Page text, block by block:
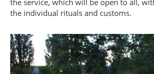
the service, which will be open to all,
the individual rituals and customs.